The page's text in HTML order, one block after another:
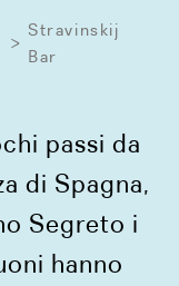
Stravinskij
Bar
passi da
di Spagna,
Segreto i
hanno